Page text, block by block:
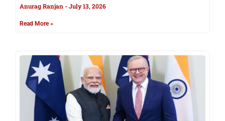
Anurag Ranjan July 13, 2026
Read More »